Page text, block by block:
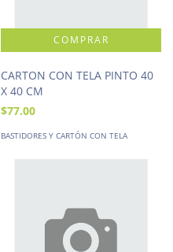
CARTON CON TELA PINTO 40
X 40 CM
$77.00
BASTIDORES Y CARTÓN CON TELA